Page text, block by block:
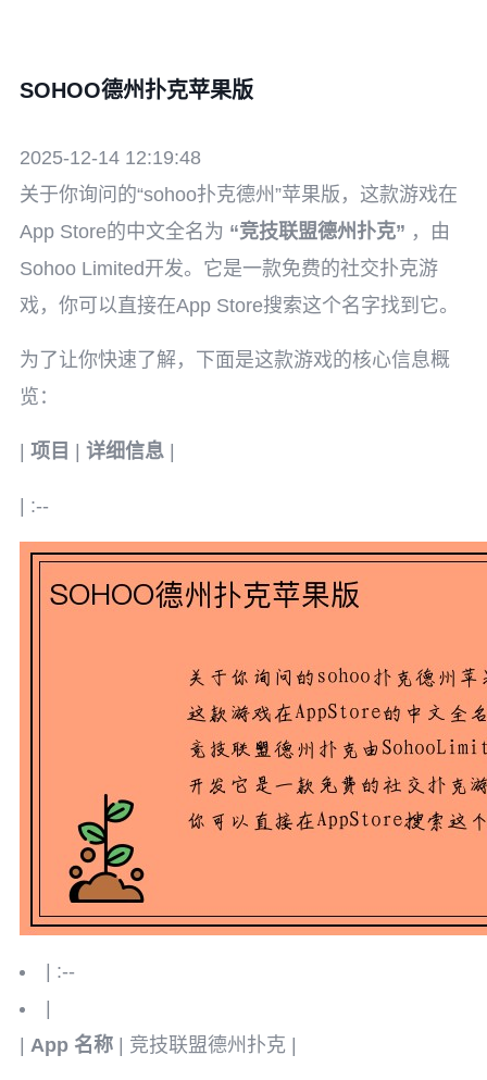
SOHOO德州扑克苹果版
2025-12-14 12:19:48
关于你询问的“sohoo扑克德州”苹果版，这款游戏在
App Store的中文全名为 “竞技联盟德州扑克” ，由
Sohoo Limited开发。它是一款免费的社交扑克游
戏，你可以直接在App Store搜索这个名字找到它。
为了让你快速了解，下面是这款游戏的核心信息概
览：
项目 详细信息
| :--
| :--
App 名称 | 竞技联盟德州扑克 |